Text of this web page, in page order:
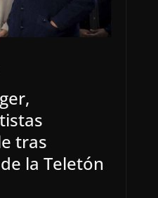
tras
la Teletón